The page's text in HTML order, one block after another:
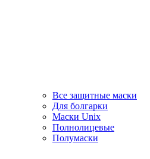
Все защитные маски
Для болгарки
Маски Unix
Полнолицевые
Полумаски